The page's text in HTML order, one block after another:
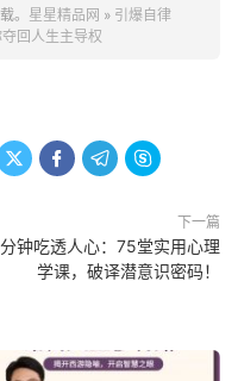
。 星星精品网 » 引爆自律
回人生主导权
   
下一篇
钟吃透人心：75堂实用心理
学课，破译潜意识密码！